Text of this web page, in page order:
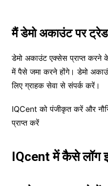
मैं डेमो अकाउंट पर
डेमो अकाउंट एक्सेस प्राप्त
में पैसे जमा करने होंगे। डेमो
लिए ग्राहक सेवा से संपर्क करें।
IQCent को पंजीकृत करें और
प्राप्त करें
IQcent में कैसे लॉग